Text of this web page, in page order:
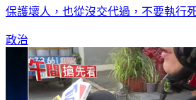
保護壞人，也從沒交代過，不要執行
政治